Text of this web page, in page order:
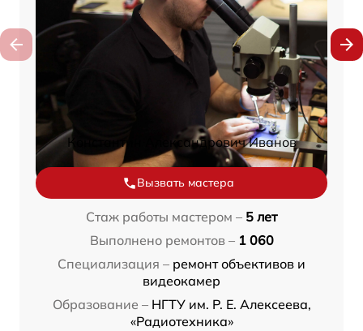
Константин Александрович Иванов
Вызвать мастера
Стаж работы мастером – 5 лет
Выполнено ремонтов – 1 060
Специализация – ремонт объективов и
видеокамер
Образование – НГТУ им. Р. Е. Алексеева,
«Радиотехника»